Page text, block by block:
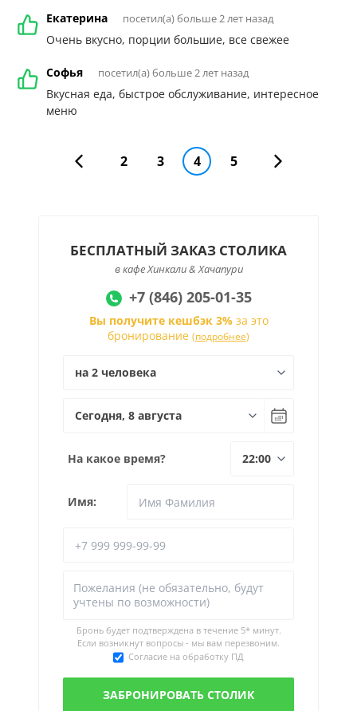
Екатерина посетил(а) больше 2 лет назад
Очень вкусно, порции большие, все свежее
Софья посетил(а) больше 2 лет назад
Вкусная еда, быстрое обслуживание, интересное
меню
2 3 4 5
БЕСПЛАТНЫЙ ЗАКАЗ СТОЛИКА
в кафе Хинкали & Хачапури
+7 (846) 205-01-35
Вы получите кешбэк 3% за это
бронирование (подробнее)
На какое время?
Имя:
Бронь будет подтверждена в течение 5* минут.
Если возникнут вопросы - мы вам перезвоним.
Согласие на обработку ПД